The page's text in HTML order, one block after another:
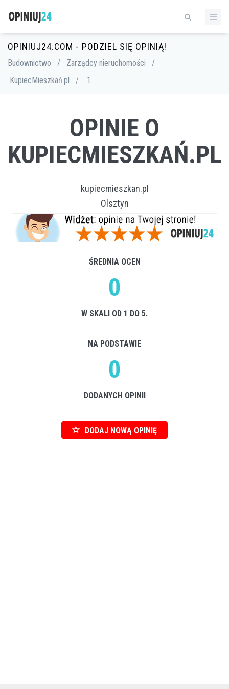
OPINIUJ24.COM - PODZIEL SIĘ OPINIĄ!
Budownictwo / Zarządcy nieruchomości
/
KupiecMieszkań.pl
/ 1
OPINIE O
KUPIECMIESZKAŃ.PL
kupiecmieszkan.pl
Olsztyn
ŚREDNIA OCEN
0
W SKALI OD 1 DO 5.
NA PODSTAWIE
0
DODANYCH OPINII
DODAJ NOWĄ OPINIĘ